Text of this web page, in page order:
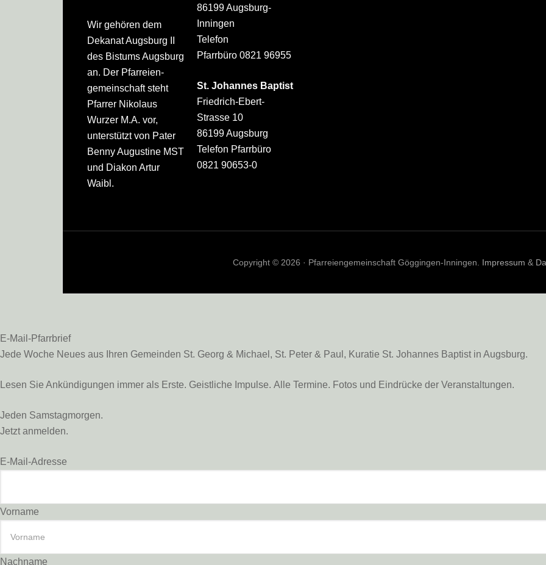
Wir gehören dem
Dekanat Augsburg II
des Bistums Augsburg
an. Der Pfarreien­
gemeinschaft steht
Pfarrer Nikolaus
Wurzer M.A. vor,
unterstützt von Pater
Benny Augustine MST
und Diakon Artur
Waibl.
86199 Augsburg-
Inningen
Telefon
Pfarrbüro 0821 96955
St. Johannes Baptist
Friedrich-Ebert-
Strasse 10
86199 Augsburg
Telefon Pfarrbüro
0821 90653-0
Copyright © 2026 · Pfarreiengemeinschaft Göggingen-Inningen. Impressum &
E-Mail-Pfarrbrief
Jede Woche Neues aus Ihren Gemeinden St. Georg & Michael, St. Peter & Paul, Kuratie St. Johannes Baptist in Augsburg.
Lesen Sie Ankündigungen immer als Erste. Geistliche Impulse. Alle Termine. Fotos und Eindrücke der Veranstaltungen.
Jeden Samstagmorgen.
Jetzt anmelden.
E-Mail-Adresse
Vorname
Nachname